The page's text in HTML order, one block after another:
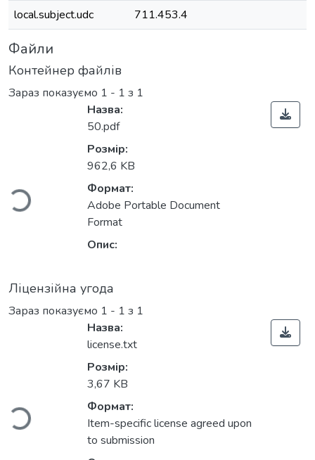
local.subject.udc
711.453.4
Файли
Контейнер файлів
Зараз показуємо 1 - 1 з 1
Назва:
50.pdf
Розмір:
962,6 KB
Формат:
Adobe Portable Document
Format
Опис:
Ліцензійна угода
Зараз показуємо 1 - 1 з 1
Назва:
license.txt
Розмір:
3,67 KB
Формат:
Item-specific license agreed upon
to submission